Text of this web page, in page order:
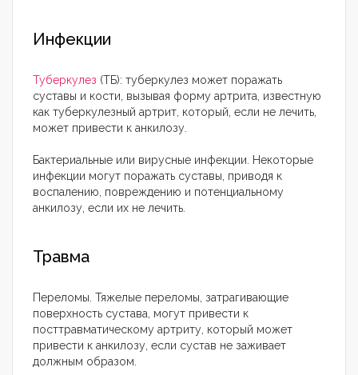
Инфекции
Туберкулез (ТБ): туберкулез может поражать
суставы и кости, вызывая форму артрита, известную
как туберкулезный артрит, который, если не лечить,
может привести к анкилозу.
Бактериальные или вирусные инфекции. Некоторые
инфекции могут поражать суставы, приводя к
воспалению, повреждению и потенциальному
анкилозу, если их не лечить.
Травма
Переломы. Тяжелые переломы, затрагивающие
поверхность сустава, могут привести к
посттравматическому артриту, который может
привести к анкилозу, если сустав не заживает
должным образом.